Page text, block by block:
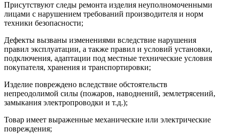
Присутствуют следы ремонта изделия неуполномоченными
лицами с нарушением требований производителя и норм
техники безопасности;
Дефекты вызваны изменениями вследствие нарушения
правил эксплуатации, а также правил и условий установки,
подключения, адаптации под местные технические условия
покупателя, хранения и транспортировки;
Изделие повреждено вследствие обстоятельств
непреодолимой силы (пожаров, наводнений, землетрясений,
замыкания электропроводки и т.д.);
Товар имеет выраженные механические или электрические
повреждения;